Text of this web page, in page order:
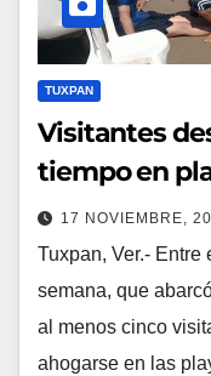
TUXPAN
Visitantes
tiempo en
17 NOVIEMBRE,
Tuxpan, Ver.- Entre
semana, que
al menos cinco
ahogarse en las